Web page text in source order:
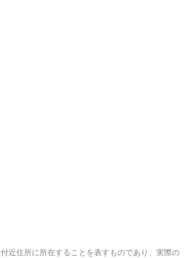
近住所に所在することを表すものであり、実際の